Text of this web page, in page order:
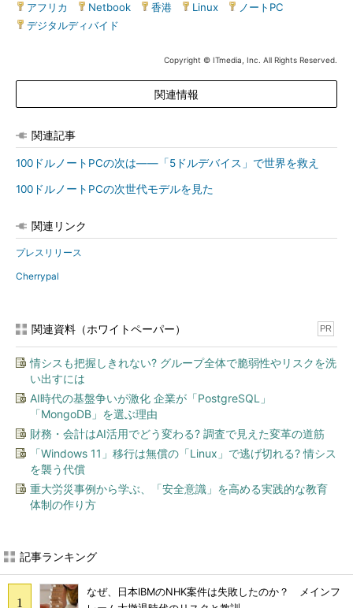
アフリカ Netbook 香港 Linux ノートPC
デジタルディバイド
Copyright © ITmedia, Inc. All Rights Reserved.
関連情報
関連記事
100ドルノートPCの次は――「5ドルデバイス」で世界を救え
100ドルノートPCの次世代モデルを見た
関連リンク
プレスリリース
Cherrypal
関連資料（ホワイトペーパー） PR
情シスも把握しきれない? グループ全体で脆弱性やリスクを洗
い出すには
AI時代の基盤争いが激化 企業が「PostgreSQL」
「MongoDB」を選ぶ理由
財務・会計はAI活用でどう変わる? 調査で見えた変革の道筋
「Windows 11」移行は無償の「Linux」で逃げ切れる? 情シス
を襲う代償
重大労災事例から学ぶ、「安全意識」を高める実践的な教育
体制の作り方
記事ランキング
なぜ、日本IBMのNHK案件は失敗したのか？ メインフ